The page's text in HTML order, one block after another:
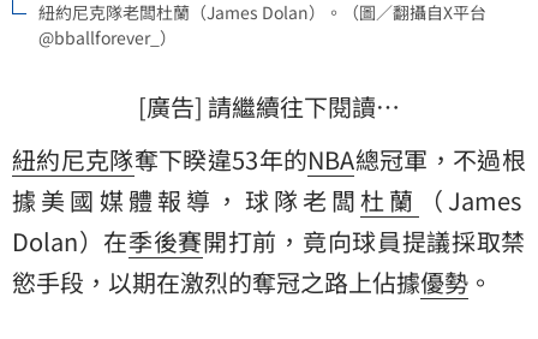
紐約尼克隊老闆杜蘭（James Dolan）。（圖／翻攝自X平台
@bballforever_）
[廣告] 請繼續往下閱讀…
紐約尼克隊奪下睽違53年的NBA總冠軍，不過根
據美國媒體報導，球隊老闆杜蘭
（James
Dolan）在季後賽開打前，竟向球員提議採取禁
慾手段，以期在激烈的奪冠之路上佔據優勢 。